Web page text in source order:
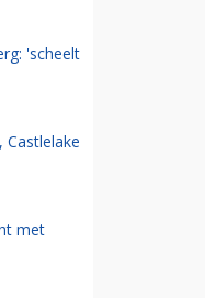
'scheelt
met